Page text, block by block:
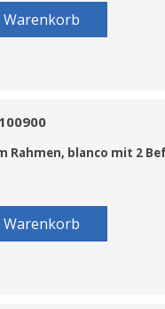
Rahmen, blanco mit 2